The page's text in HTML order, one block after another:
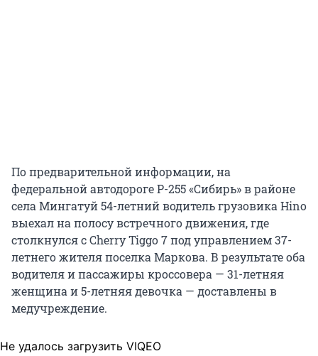
По предварительной информации, на
федеральной автодороге Р-255 «Сибирь» в районе
села Мингатуй 54-летний водитель грузовика Hino
выехал на полосу встречного движения, где
столкнулся с Cherry Tiggo 7 под управлением 37-
летнего жителя поселка Маркова. В результате оба
водителя и пассажиры кроссовера — 31-летняя
женщина и 5-летняя девочка — доставлены в
медучреждение.
Не удалось загрузить VIQEO